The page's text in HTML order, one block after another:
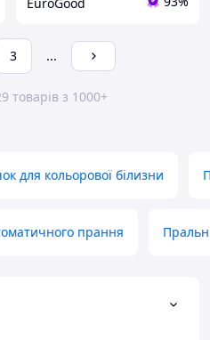
3 ...
товарів з 1000+
для кольорової білизни
прання